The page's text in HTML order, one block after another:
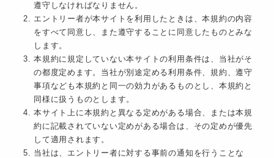
遵守しなければなりません。
エントリー者が本サイトを利用したときは、本規約の内容
をすべて同意し、また遵守することに同意したものとみな
します。
本規約に規定していない本サイトの利用条件は、当社がそ
の都度定めます。当社が別途定める利用条件、規約、遵守
事項なども本規約と同一の効力があるものとし、本規約と
同様に扱うものとします。
本サイト上に本規約と異なる定めがある場合、または本規
約に記載されていない定めがある場合は、その定めが優先
して適用されます。
当社は、エントリー者に対する事前の通知を行うことな